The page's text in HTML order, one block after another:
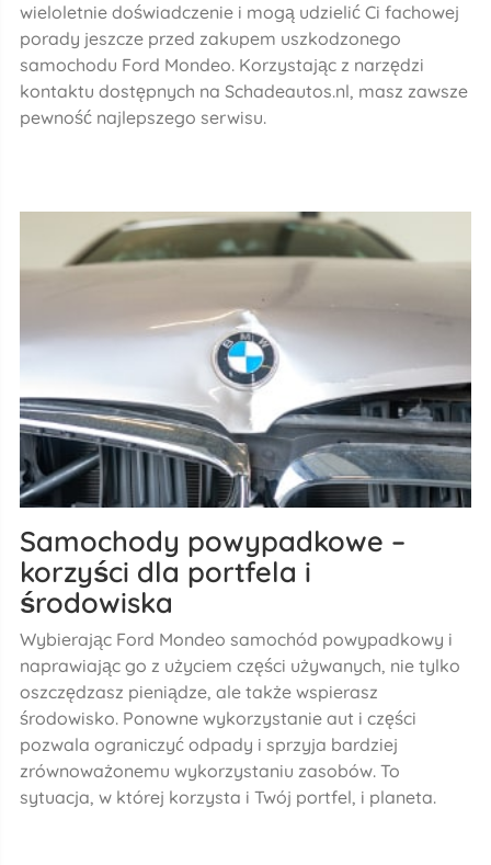
wieloletnie doświadczenie i mogą udzielić Ci fachowej
porady jeszcze przed zakupem uszkodzonego
samochodu Ford Mondeo. Korzystając z narzędzi
kontaktu dostępnych na Schadeautos.nl, masz zawsze
pewność najlepszego serwisu.
Samochody powypadkowe –
korzyści dla portfela i
środowiska
Wybierając Ford Mondeo samochód powypadkowy i
naprawiając go z użyciem części używanych, nie tylko
oszczędzasz pieniądze, ale także wspierasz
środowisko. Ponowne wykorzystanie aut i części
pozwala ograniczyć odpady i sprzyja bardziej
zrównoważonemu wykorzystaniu zasobów. To
sytuacja, w której korzysta i Twój portfel, i planeta.